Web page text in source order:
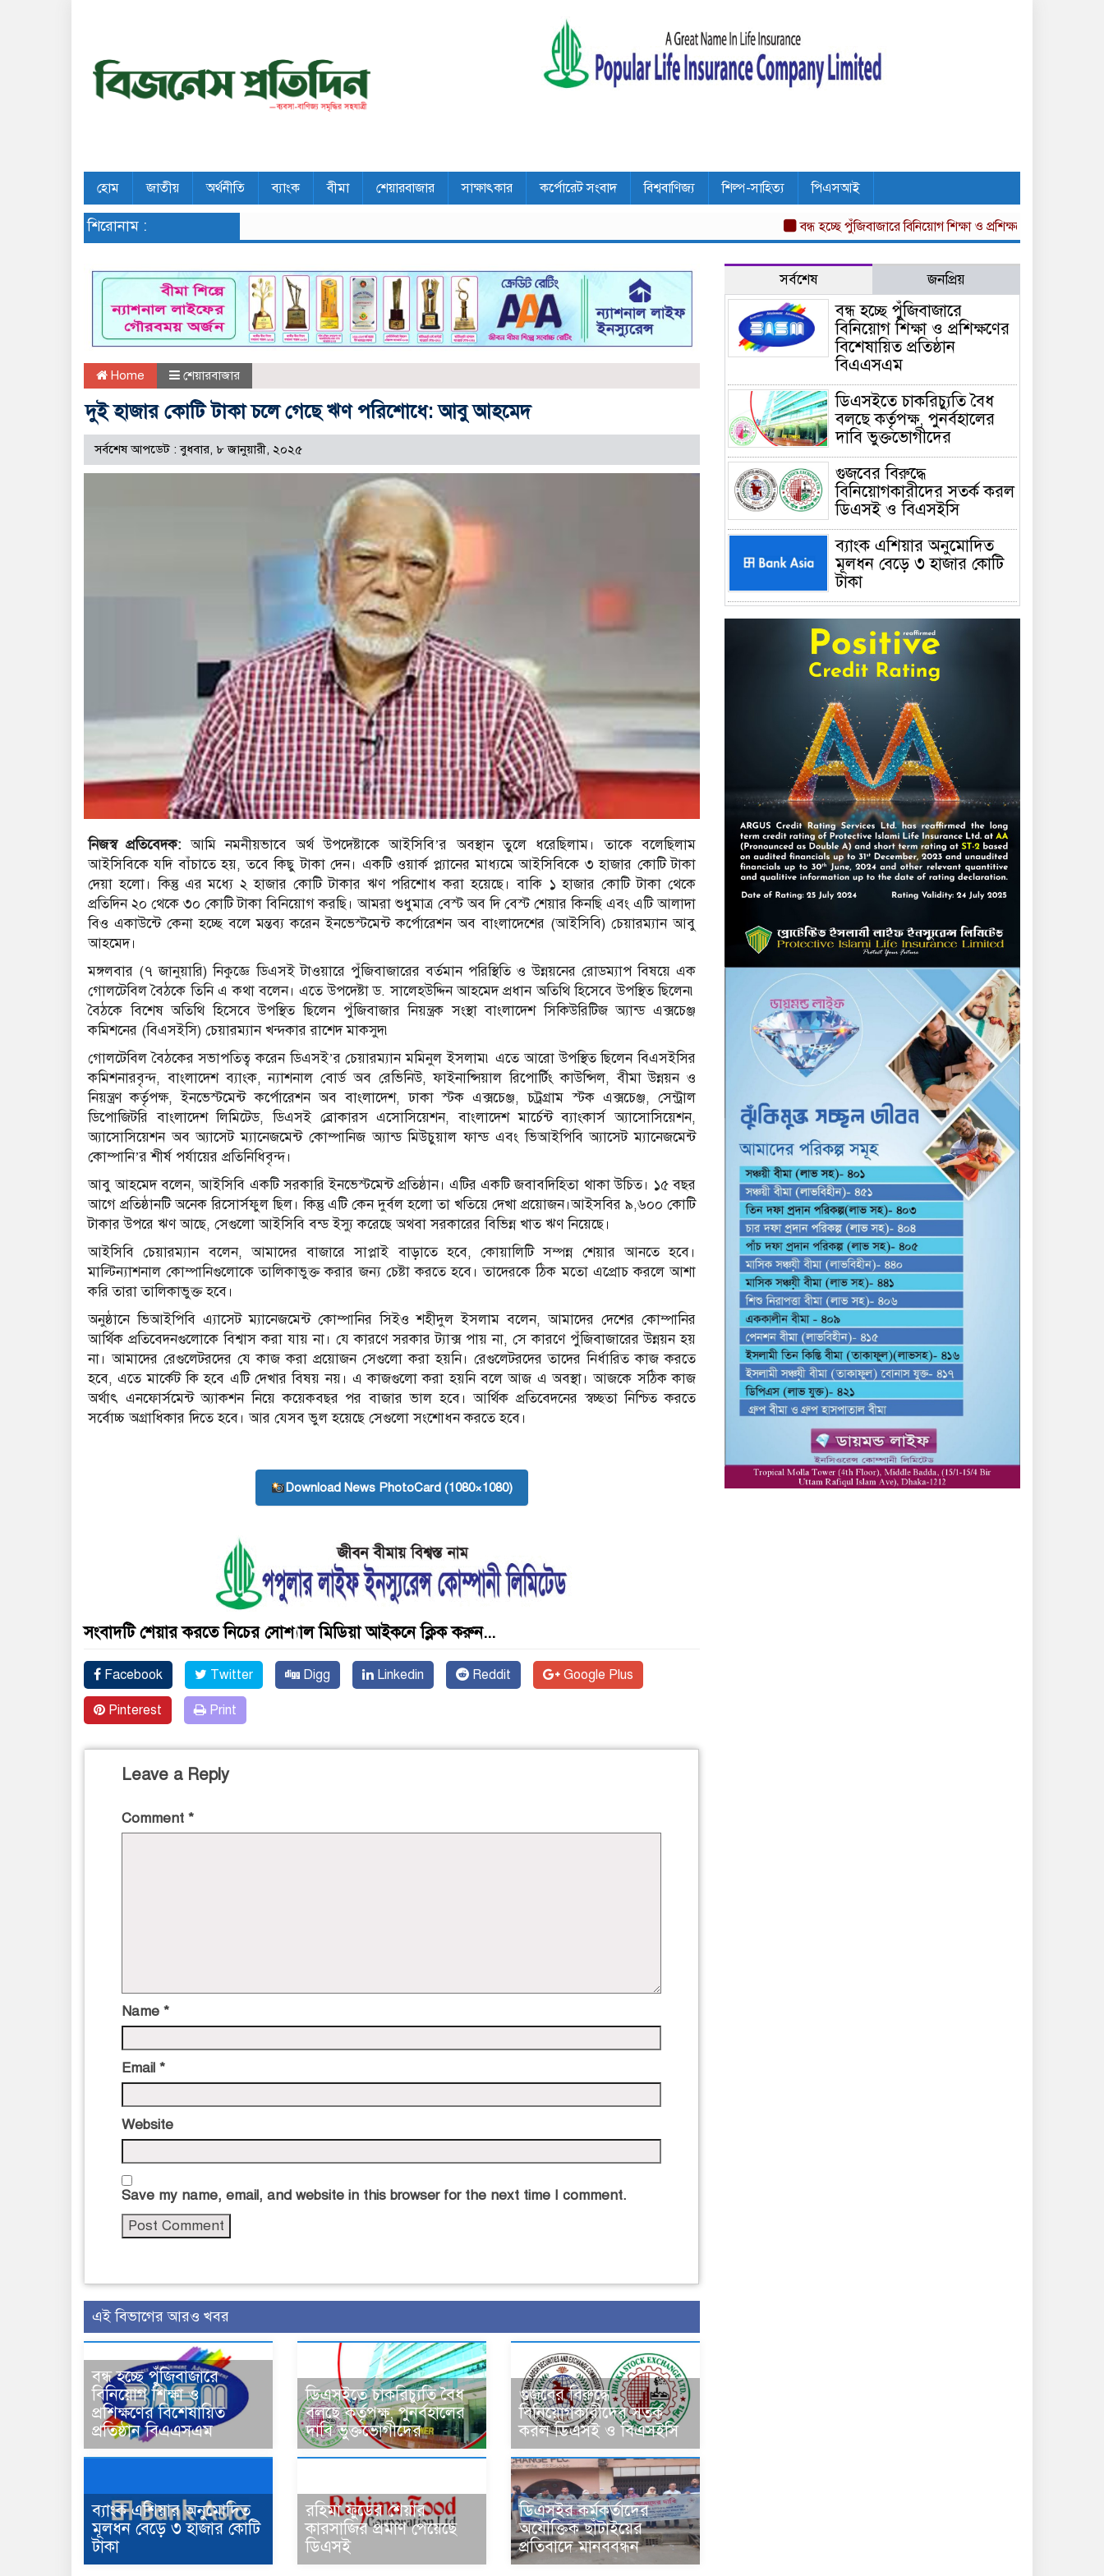
হোম জাতীয় অর্থনীতি ব্যাংক বীমা শেয়ারবাজার সাক্ষাৎকার কর্পোরেট সংবাদ বিশ্ববাণিজ্য শিল্প-সাহিত্য পিএসআই
শিরোনাম : বন্ধ হচ্ছে পুঁজিবাজারে বিনিয়োগ শিক্ষা ও প্রশিক্ষণের বিশেষায়িত
Home শেয়ারবাজার
দুই হাজার কোটি টাকা চলে গেছে ঋণ পরিশোধে: আবু আহমেদ
সর্বশেষ আপডেট : বুধবার, ৮ জানুয়ারী, ২০২৫
নিজস্ব প্রতিবেদক:আমি নমনীয়ভাবে অর্থ উপদেষ্টাকে আইসিবি’র অবস্থান তুলে ধরেছিলাম। তাকে বলেছিলাম
আইসিবিকে যদি বাঁচাতে হয়, তবে কিছু টাকা দেন। একটি ওয়ার্ক প্ল্যানের মাধ্যমে আইসিবিকে ৩ হাজার কোটি টাকা
দেয়া হলো। কিন্তু এর মধ্যে ২ হাজার কোটি টাকার ঋণ পরিশোধ করা হয়েছে। বাকি ১ হাজার কোটি টাকা থেকে
প্রতিদিন ২০ থেকে ৩০ কোটি টাকা বিনিয়োগ করছি। আমরা শুধুমাত্র বেস্ট অব দি বেস্ট শেয়ার কিনছি এবং এটি আলাদা
বিও একাউন্টে কেনা হচ্ছে বলে মন্তব্য করেন ইনভেস্টমেন্ট কর্পোরেশন অব বাংলাদেশের (আইসিবি) চেয়ারম্যান আবু
আহমেদ।
মঙ্গলবার (৭ জানুয়ারি) নিকুজ্ঞে ডিএসই টাওয়ারে পুঁজিবাজারের বর্তমান পরিস্থিতি ও উন্নয়নের রোডম্যাপ বিষয়ে এক
গোলটেবিল বৈঠকে তিনি এ কথা বলেন। এতে উপদেষ্টা ড. সালেহউদ্দিন আহমেদ প্রধান অতিথি হিসেবে উপস্থিত ছিলেন৷
বৈঠকে বিশেষ অতিথি হিসেবে উপস্থিত ছিলেন পুঁজিবাজার নিয়ন্ত্রক সংস্থা বাংলাদেশ সিকিউরিটিজ অ্যান্ড এক্সচেঞ্জ
কমিশনের (বিএসইসি) চেয়ারম্যান খন্দকার রাশেদ মাকসুদ৷
গোলটেবিল বৈঠকের সভাপতিত্ব করেন ডিএসই’র চেয়ারম্যান মমিনুল ইসলাম৷ এতে আরো উপস্থিত ছিলেন বিএসইসির
কমিশনারবৃন্দ, বাংলাদেশ ব্যাংক, ন্যাশনাল বোর্ড অব রেভিনিউ, ফাইনান্সিয়াল রিপোর্টিং কাউন্সিল, বীমা উন্নয়ন ও
নিয়ন্ত্রণ কর্তৃপক্ষ, ইনভেস্টমেন্ট কর্পোরেশন অব বাংলাদেশ, ঢাকা স্টক এক্সচেঞ্জ, চট্রগ্রাম স্টক এক্সচেঞ্জ, সেন্ট্রাল
ডিপোজিটরি বাংলাদেশ লিমিটেড, ডিএসই ব্রোকারস এসোসিয়েশন, বাংলাদেশ মার্চেন্ট ব্যাংকার্স অ্যাসোসিয়েশন,
অ্যাসোসিয়েশন অব অ্যাসেট ম্যানেজমেন্ট কোম্পানিজ অ্যান্ড মিউচুয়াল ফান্ড এবং ভিআইপিবি অ্যাসেট ম্যানেজমেন্ট
কোম্পানি’র শীর্ষ পর্যায়ের প্রতিনিধিবৃন্দ।
আবু আহমেদ বলেন, আইসিবি একটি সরকারি ইনভেস্টমেন্ট প্রতিষ্ঠান। এটির একটি জবাবদিহিতা থাকা উচিত। ১৫ বছর
আগে প্রতিষ্ঠানটি অনেক রিসোর্সফুল ছিল। কিন্তু এটি কেন দুর্বল হলো তা খতিয়ে দেখা প্রয়োজন।আইসবির ৯,৬০০ কোটি
টাকার উপরে ঋণ আছে, সেগুলো আইসিবি বন্ড ইস্যু করেছে অথবা সরকারের বিভিন্ন খাত ঋণ নিয়েছে।
আইসিবি চেয়ারম্যান বলেন, আমাদের বাজারে সাপ্লাই বাড়াতে হবে, কোয়ালিটি সম্পন্ন শেয়ার আনতে হবে।
মাল্টিন্যাশনাল কোম্পানিগুলোকে তালিকাভুক্ত করার জন্য চেষ্টা করতে হবে। তাদেরকে ঠিক মতো এপ্রোচ করলে আশা
করি তারা তালিকাভুক্ত হবে।
অনুষ্ঠানে ভিআইপিবি এ্যাসেট ম্যানেজমেন্ট কোম্পানির সিইও শহীদুল ইসলাম বলেন, আমাদের দেশের কোম্পানির
আর্থিক প্রতিবেদনগুলোকে বিশ্বাস করা যায় না। যে কারণে সরকার ট্যাক্স পায় না, সে কারণে পুঁজিবাজারের উন্নয়ন হয়
না। আমাদের রেগুলেটরদের যে কাজ করা প্রয়োজন সেগুলো করা হয়নি। রেগুলেটরদের তাদের নির্ধারিত কাজ করতে
হবে, এতে মার্কেট কি হবে এটি দেখার বিষয় নয়। এ কাজগুলো করা হয়নি বলে আজ এ অবস্থা। আজকে সঠিক কাজ
অর্থাৎ এনফোর্সমেন্ট অ্যাকশন নিয়ে কয়েকবছর পর বাজার ভাল হবে। আর্থিক প্রতিবেদনের স্বচ্ছতা নিশ্চিত করতে
সর্বোচ্চ অগ্রাধিকার দিতে হবে। আর যেসব ভুল হয়েছে সেগুলো সংশোধন করতে হবে।
Download News PhotoCard (1080×1080)
সংবাদটি শেয়ার করতে নিচের সোশ্যাল মিডিয়া আইকনে ক্লিক করুন...
Facebook Twitter Digg Linkedin Reddit Google Plus
Pinterest Print
Leave a Reply
Comment *
Name *
Email *
Website
Save my name, email, and website in this browser for the next time I comment.
এই বিভাগের আরও খবর
বন্ধ হচ্ছে পুঁজিবাজারে
বিনিয়োগ শিক্ষা ও
প্রশিক্ষণের বিশেষায়িত
প্রতিষ্ঠান বিএএসএম
ডিএসইতে চাকরিচ্যুতি বৈধ
বলছে কর্তৃপক্ষ, পুনর্বহালের
দাবি ভুক্তভোগীদের
গুজবের বিরুদ্ধে
বিনিয়োগকারীদের সতর্ক
করল ডিএসই ও বিএসইসি
ব্যাংক এশিয়ার অনুমোদিত
মূলধন বেড়ে ৩ হাজার কোটি
টাকা
রহিমা ফুডের শেয়ার
কারসাজির প্রমাণ পেয়েছে
ডিএসই
ডিএসইর কর্মকর্তাদের
অযৌক্তিক ছাঁটাইয়ের
প্রতিবাদে মানববন্ধন
সর্বশেষ জনপ্রিয়
বন্ধ হচ্ছে পুঁজিবাজারে
বিনিয়োগ শিক্ষা ও প্রশিক্ষণের
বিশেষায়িত প্রতিষ্ঠান
বিএএসএম
ডিএসইতে চাকরিচ্যুতি বৈধ
বলছে কর্তৃপক্ষ, পুনর্বহালের
দাবি ভুক্তভোগীদের
গুজবের বিরুদ্ধে
বিনিয়োগকারীদের সতর্ক করল
ডিএসই ও বিএসইসি
ব্যাংক এশিয়ার অনুমোদিত
মূলধন বেড়ে ৩ হাজার কোটি
টাকা
সোনালী ব্যাংকের পাঁচ শাখার
ঋণসীমা তুলে নিল বাংলাদেশ
ব্যাংক